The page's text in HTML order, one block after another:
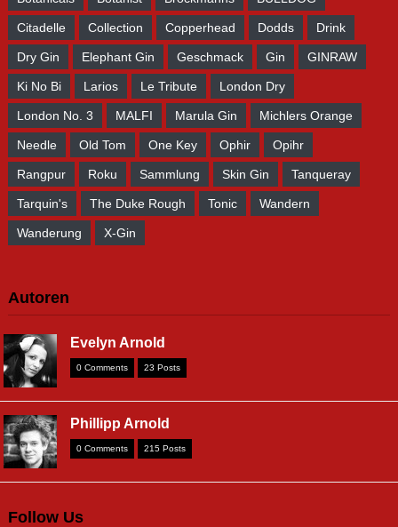
Citadelle Collection Copperhead Dodds Drink
Dry Gin Elephant Gin Geschmack Gin GINRAW
Ki No Bi Larios Le Tribute London Dry
London No. 3 MALFI Marula Gin Michlers Orange
Needle Old Tom One Key Ophir Opihr
Rangpur Roku Sammlung Skin Gin Tanqueray
Tarquin's The Duke Rough Tonic Wandern
Wanderung X-Gin
Autoren
Evelyn Arnold
0 Comments 23 Posts
Phillipp Arnold
0 Comments 215 Posts
Follow Us